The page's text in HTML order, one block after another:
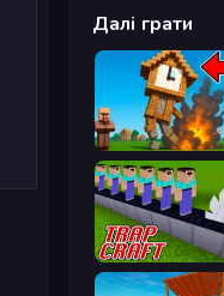
Далі грати
Noob Fuse
Trap Craft